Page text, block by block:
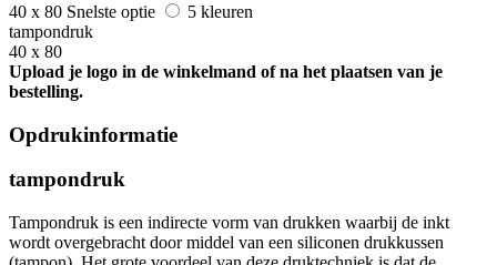
40 x 80 Snelste optie
5 kleuren
tampondruk
40 x 80
Upload je logo in de winkelmand of na het plaatsen van je
bestelling.
Opdrukinformatie
tampondruk
Tampondruk is een indirecte vorm van drukken waarbij de inkt
wordt overgebracht door middel van een siliconen drukkussen